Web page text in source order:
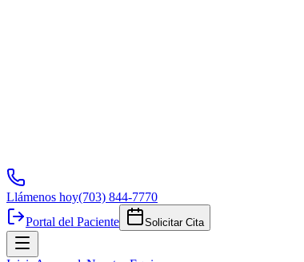
Llámenos hoy(703) 844-7770
Portal del Paciente
Solicitar Cita